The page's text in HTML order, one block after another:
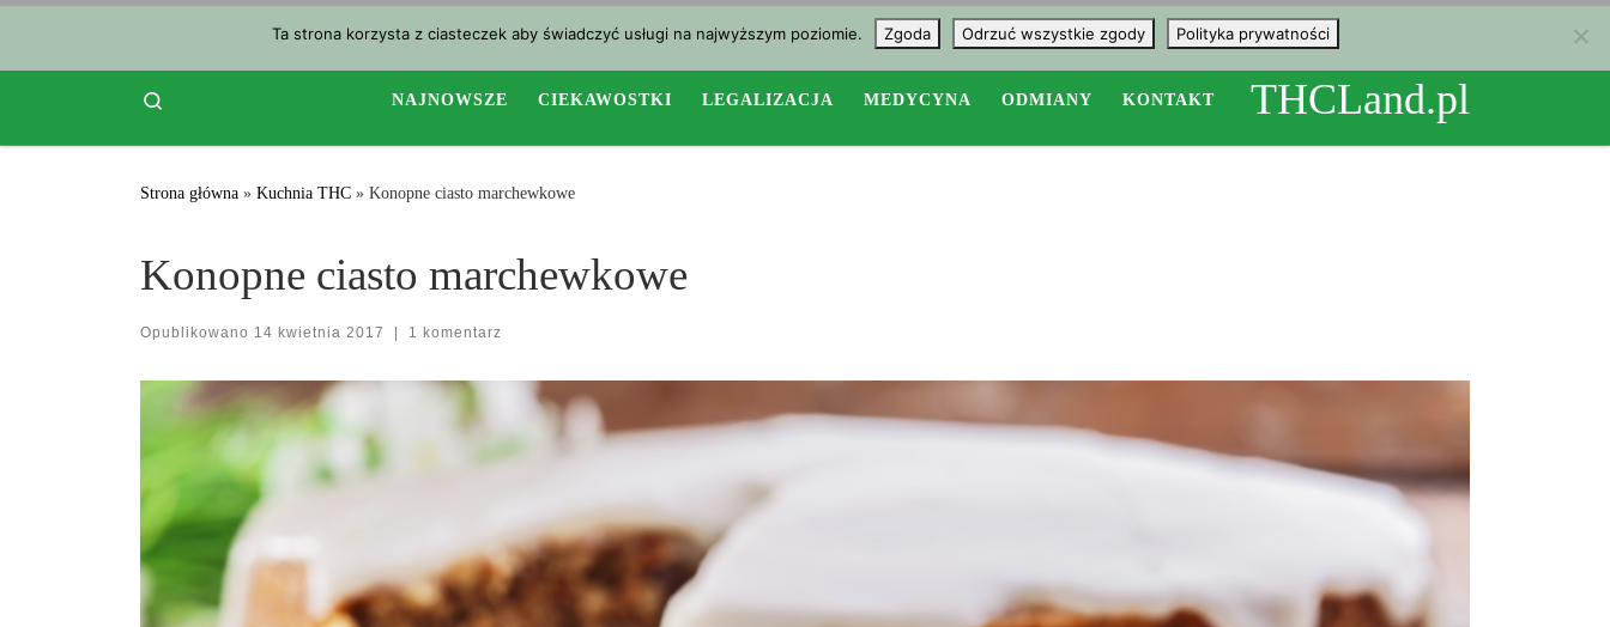
THCLand.pl
NAJNOWSZE CIEKAWOSTKI LEGALIZACJA MEDYCYNA ODMIANY KONTAKT
Strona główna » Kuchnia THC » Konopne ciasto marchewkowe
Konopne ciasto marchewkowe
Opublikowano 14 kwietnia 2017 1 komentarz
Ta strona korzysta z ciasteczek aby świadczyć usługi na najwyższym poziomie. Zgoda Odrzuć wszystkie zgody Polityka prywatności